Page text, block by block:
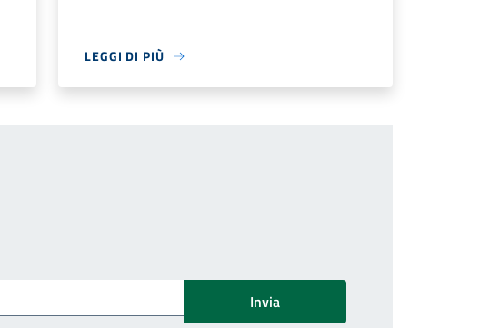
LEGGI DI PIÙ
Invia